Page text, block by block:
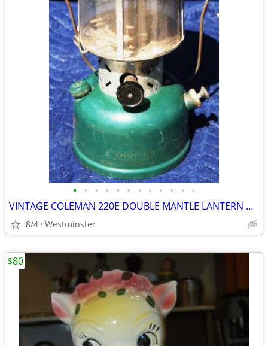
• • • • • • • • • • • •
VINTAGE COLEMAN 220E DOUBLE MANTLE LANTERN DATED 1958 SUNSHINE
8/4 Westminster
$80